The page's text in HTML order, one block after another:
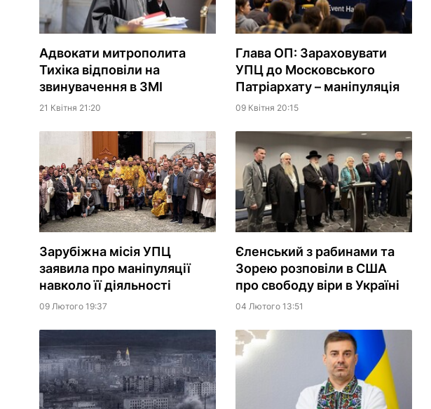
Адвокати митрополита
Тихіка відповіли на
звинувачення в ЗМІ
21 Квiтня 21:20
Глава ОП: Зараховувати
УПЦ до Московського
Патріархату – маніпуляція
09 Квiтня 20:15
Зарубіжна місія УПЦ
заявила про маніпуляції
навколо її діяльності
09 Лютого 19:37
Єленський з рабинами та
Зорею розповіли в США
про свободу віри в Україні
04 Лютого 13:51